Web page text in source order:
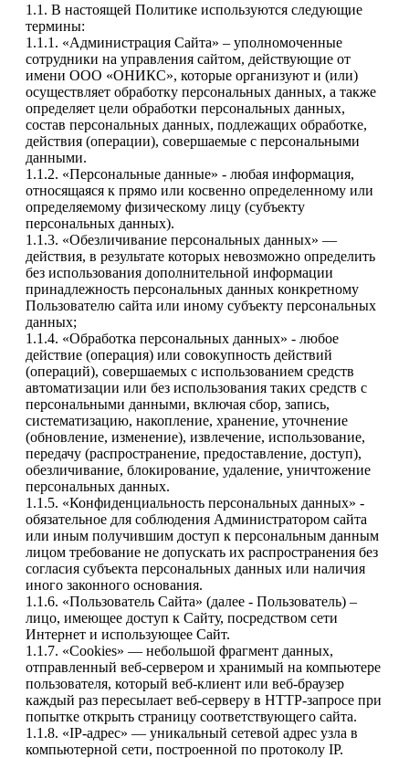
1.1. В настоящей Политике используются следующие
термины:
1.1.1. «Администрация Сайта» – уполномоченные
сотрудники на управления сайтом, действующие от
имени ООО «ОНИКС», которые организуют и (или)
осуществляет обработку персональных данных, а также
определяет цели обработки персональных данных,
состав персональных данных, подлежащих обработке,
действия (операции), совершаемые с персональными
данными.
1.1.2. «Персональные данные» - любая информация,
относящаяся к прямо или косвенно определенному или
определяемому физическому лицу (субъекту
персональных данных).
1.1.3. «Обезличивание персональных данных» —
действия, в результате которых невозможно определить
без использования дополнительной информации
принадлежность персональных данных конкретному
Пользователю сайта или иному субъекту персональных
данных;
1.1.4. «Обработка персональных данных» - любое
действие (операция) или совокупность действий
(операций), совершаемых с использованием средств
автоматизации или без использования таких средств с
персональными данными, включая сбор, запись,
систематизацию, накопление, хранение, уточнение
(обновление, изменение), извлечение, использование,
передачу (распространение, предоставление, доступ),
обезличивание, блокирование, удаление, уничтожение
персональных данных.
1.1.5. «Конфиденциальность персональных данных» -
обязательное для соблюдения Администратором сайта
или иным получившим доступ к персональным данным
лицом требование не допускать их распространения без
согласия субъекта персональных данных или наличия
иного законного основания.
1.1.6. «Пользователь Сайта» (далее - Пользователь) –
лицо, имеющее доступ к Сайту, посредством сети
Интернет и использующее Сайт.
1.1.7. «Cookies» — небольшой фрагмент данных,
отправленный веб-сервером и хранимый на компьютере
пользователя, который веб-клиент или веб-браузер
каждый раз пересылает веб-серверу в HTTP-запросе при
попытке открыть страницу соответствующего сайта.
1.1.8. «IP-адрес» — уникальный сетевой адрес узла в
компьютерной сети, построенной по протоколу IP.